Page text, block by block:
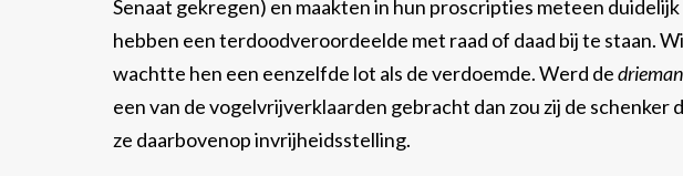
Senaat gekregen) en maakten in hun proscripties meteen
hebben een terdoodveroordeelde met raad of daad bij te staan.
wachtte hen een eenzelfde lot als de verdoemde. Werd de
een van de vogelvrijverklaarden gebracht dan zou zij de
ze daarbovenop invrijheidsstelling.